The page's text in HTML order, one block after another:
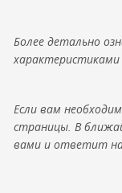
Более детально
Если вам
страницы. В
вами и ответит на